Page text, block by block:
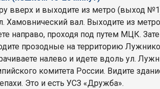
вверх и выходите из метро (выход
Хамовнический вал. Выходите из
направо, проходя под путем МЦК.
прозодные на территорию
налево и идете вдоль ул.
комитета России. Видите
Это и есть УСЗ «Дружба».